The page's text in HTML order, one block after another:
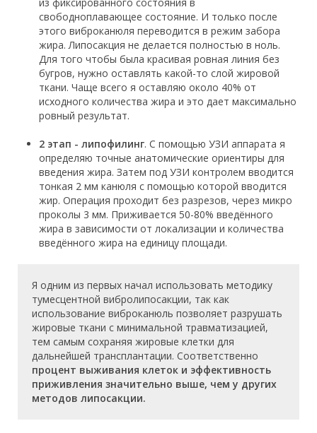
свободноплавающее состояние. И только после
этого виброканюля переводится в режим забора
жира. Липосакция не делается полностью в ноль.
Для того чтобы была красивая ровная линия без
бугров, нужно оставлять какой-то слой жировой
ткани. Чаще всего я оставляю около 40% от
исходного количества жира и это дает максимально
ровный результат.
2 этап - липофилинг. С помощью УЗИ аппарата я
определяю точные анатомические ориентиры для
введения жира. Затем под УЗИ контролем вводится
тонкая 2 мм канюля с помощью которой вводится
жир. Операция проходит без разрезов, через микро
проколы 3 мм. Приживается 50-80% введённого
жира в зависимости от локализации и количества
введённого жира на единицу площади.
Я одним из первых начал использовать методику
тумесцентной вибролипосакции, так как
использование виброканюль позволяет разрушать
жировые ткани с минимальной травматизацией,
тем самым сохраняя жировые клетки для
дальнейшей трансплантации. Соответственно
процент выживания клеток и эффективность
приживления значительно выше, чем у других
методов липосакции.